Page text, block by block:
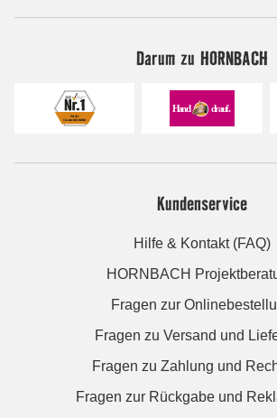
Darum zu HORNBACH
Kundenservice
Hilfe & Kontakt (FAQ)
HORNBACH
Fragen zur
Fragen zu Versand und
Fragen zu Zahlung und
Fragen zur Rückgabe und